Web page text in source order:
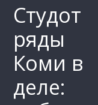
Студот
ряды
Коми в
деле: